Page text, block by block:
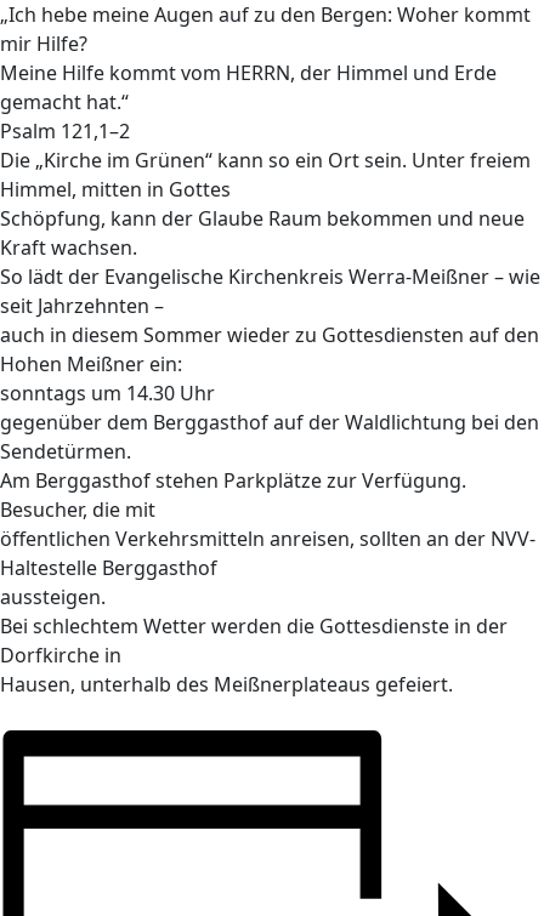
„Ich hebe meine Augen auf zu den Bergen: Woher kommt
mir Hilfe?
Meine Hilfe kommt vom HERRN, der Himmel und Erde
gemacht hat.“
Psalm 121,1–2
Die „Kirche im Grünen“ kann so ein Ort sein. Unter freiem
Himmel, mitten in Gottes
Schöpfung, kann der Glaube Raum bekommen und neue
Kraft wachsen.
So lädt der Evangelische Kirchenkreis Werra-Meißner – wie
seit Jahrzehnten –
auch in diesem Sommer wieder zu Gottesdiensten auf den
Hohen Meißner ein:
sonntags um 14.30 Uhr
gegenüber dem Berggasthof auf der Waldlichtung bei den
Sendetürmen.
Am Berggasthof stehen Parkplätze zur Verfügung.
Besucher, die mit
öffentlichen Verkehrsmitteln anreisen, sollten an der NVV-
Haltestelle Berggasthof
aussteigen.
Bei schlechtem Wetter werden die Gottesdienste in der
Dorfkirche in
Hausen, unterhalb des Meißnerplateaus gefeiert.